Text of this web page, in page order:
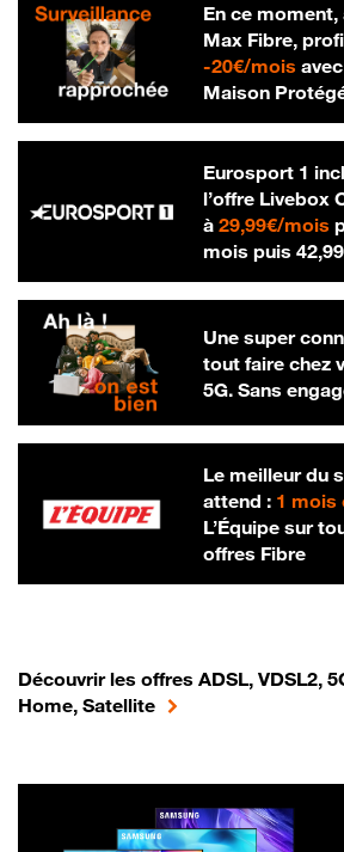
En ce
Max Fibre,
-20€/mois20 €
Maison
Eurosport 1
l’offre Livebox
à 29,99€/mois
mois puis
Une super
tout faire chez
5G. Sans
Le meilleur du
attend : 1 mois
L’Équipe sur
offres Fibre
Découvrir les offres ADSL, VDSL2,
Home, Satellite